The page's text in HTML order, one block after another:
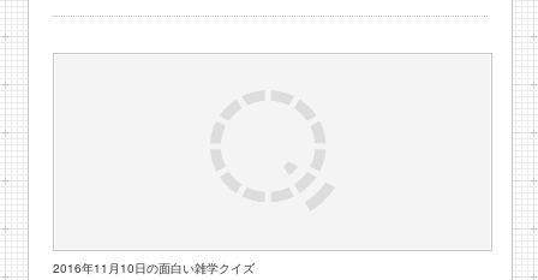
2016年11月10日の面白い雑学クイズ